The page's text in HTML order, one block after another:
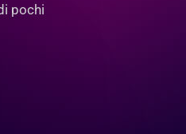
pochi